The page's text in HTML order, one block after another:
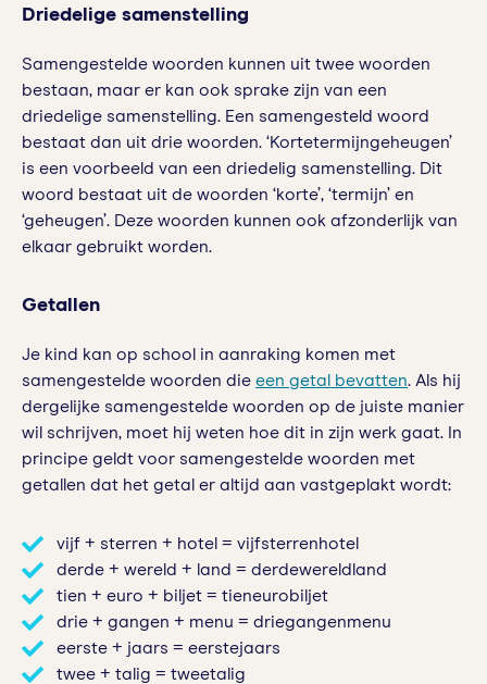
Driedelige samenstelling
Samengestelde woorden kunnen uit twee woorden
bestaan, maar er kan ook sprake zijn van een
driedelige samenstelling. Een samengesteld woord
bestaat dan uit drie woorden. ‘Kortetermijngeheugen’
is een voorbeeld van een driedelig samenstelling. Dit
woord bestaat uit de woorden ‘korte’, ‘termijn’ en
‘geheugen’. Deze woorden kunnen ook afzonderlijk van
elkaar gebruikt worden.
Getallen
Je kind kan op school in aanraking komen met
samengestelde woorden die een getal bevatten. Als hij
dergelijke samengestelde woorden op de juiste manier
wil schrijven, moet hij weten hoe dit in zijn werk gaat. In
principe geldt voor samengestelde woorden met
getallen dat het getal er altijd aan vastgeplakt wordt:
vijf + sterren + hotel = vijfsterrenhotel
derde + wereld + land = derdewereldland
tien + euro + biljet = tieneurobiljet
drie + gangen + menu = driegangenmenu
eerste + jaars = eerstejaars
twee + talig = tweetalig